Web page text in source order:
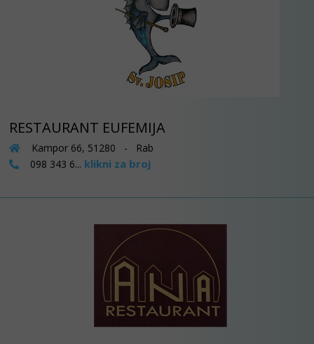
RESTAURANT EUFEMIJA
Kampor 66, 51280 - Rab
098 343 6... klikni za broj